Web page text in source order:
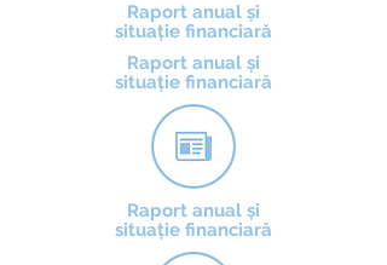
Raport anual și
situație financiară
Raport anual și
situație financiară
Raport anual și
situație financiară